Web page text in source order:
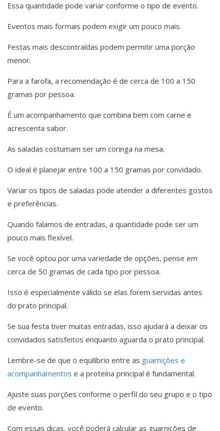
Essa quantidade pode variar conforme o tipo de evento.
Eventos mais formais podem exigir um pouco mais.
Festas mais descontraídas podem permitir uma porção
menor.
Para a farofa, a recomendação é de cerca de 100 a 150
gramas por pessoa.
É um acompanhamento que combina bem com carne e
acrescenta sabor.
As saladas costumam ser um coringa na mesa.
O ideal é planejar entre 100 a 150 gramas por convidado.
Variar os tipos de saladas pode atender a diferentes gostos
e preferências.
Quando falamos de entradas, a quantidade pode ser um
pouco mais flexível.
Se você optou por uma variedade de opções, pense em
cerca de 50 gramas de cada tipo por pessoa.
Isso é especialmente válido se elas forem servidas antes
do prato principal.
Se sua festa tiver muitas entradas, isso ajudará a deixar os
convidados satisfeitos enquanto aguarda o prato principal.
Lembre-se de que o equilíbrio entre as guarnições e
acompanhamentos e a proteína principal é fundamental.
Ajuste suas porções conforme o perfil do seu grupo e o tipo
de evento.
Com essas dicas, você poderá calcular as guarnições de